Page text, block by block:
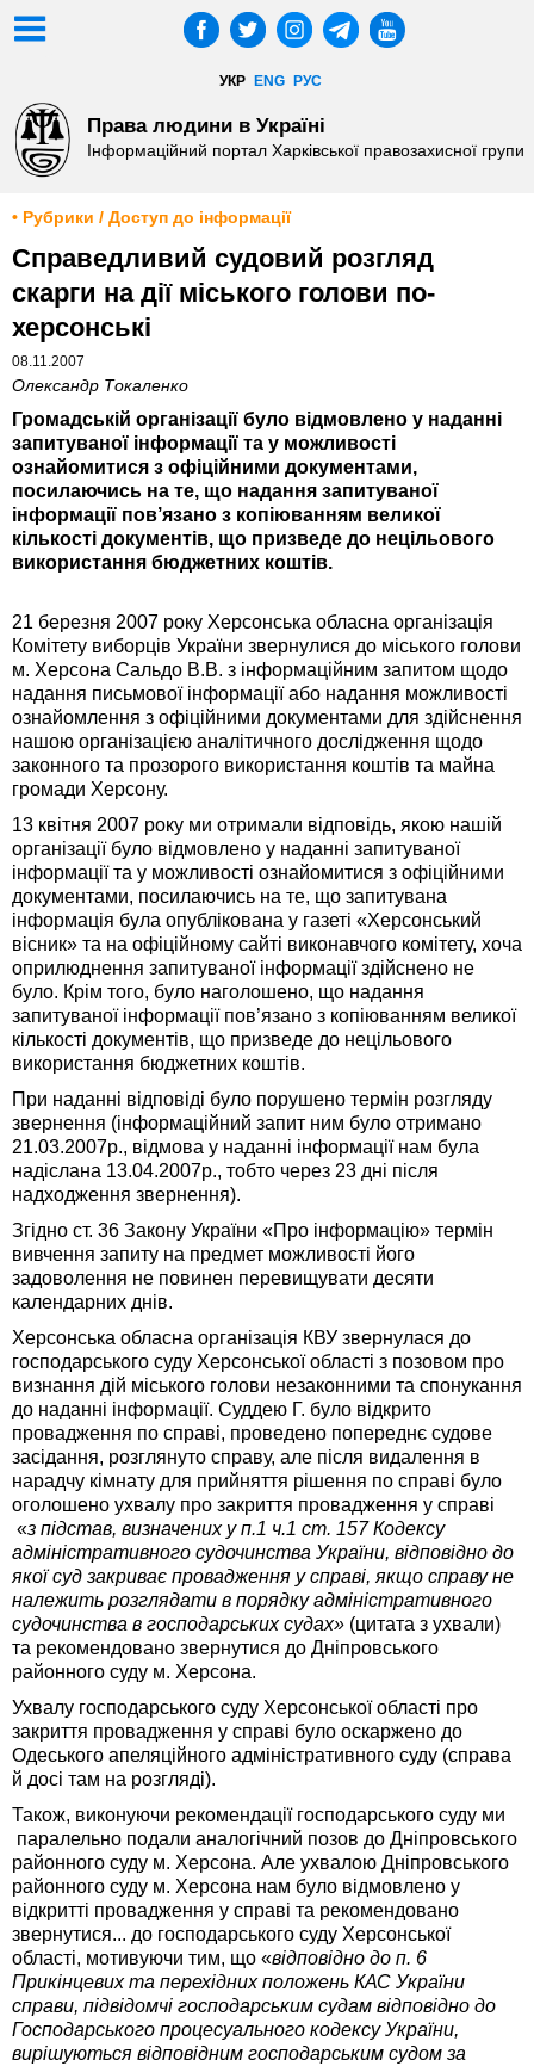
УКР ENG РУС
Права людини в Україні
Інформаційний портал Харківської правозахисної групи
• Рубрики / Доступ до інформації
Справедливий судовий розгляд
скарги на дії міського голови по-
херсонські
08.11.2007
Олександр Токаленко
Громадській організації було відмовлено у наданні
запитуваної інформації та у можливості
ознайомитися з офіційними документами,
посилаючись на те, що надання запитуваної
інформації пов’язано з копіюванням великої
кількості документів, що призведе до нецільового
використання бюджетних коштів.
21 березня 2007 року Херсонська обласна організація
Комітету виборців України звернулися до міського голови
м. Херсона Сальдо В.В. з інформаційним запитом щодо
надання письмової інформації або надання можливості
ознайомлення з офіційними документами для здійснення
нашою організацією аналітичного дослідження щодо
законного та прозорого використання коштів та майна
громади Херсону.
13 квітня 2007 року ми отримали відповідь, якою нашій
організації було відмовлено у наданні запитуваної
інформації та у можливості ознайомитися з офіційними
документами, посилаючись на те, що запитувана
інформація була опублікована у газеті «Херсонський
вісник» та на офіційному сайті виконавчого комітету, хоча
оприлюднення запитуваної інформації здійснено не
було. Крім того, було наголошено, що надання
запитуваної інформації пов’язано з копіюванням великої
кількості документів, що призведе до нецільового
використання бюджетних коштів.
При наданні відповіді було порушено термін розгляду
звернення (інформаційний запит ним було отримано
21.03.2007р., відмова у наданні інформації нам була
надіслана 13.04.2007р., тобто через 23 дні після
надходження звернення).
Згідно ст. 36 Закону України «Про інформацію» термін
вивчення запиту на предмет можливості його
задоволення не повинен перевищувати десяти
календарних днів.
Херсонська обласна організація КВУ звернулася до
господарського суду Херсонської області з позовом про
визнання дій міського голови незаконними та спонукання
до наданні інформації. Суддею Г. було відкрито
провадження по справі, проведено попереднє судове
засідання, розглянуто справу, але після видалення в
нарадчу кімнату для прийняття рішення по справі було
оголошено ухвалу про закриття провадження у справі
«з підстав, визначених у п.1 ч.1 ст. 157 Кодексу
адміністративного судочинства України, відповідно до
якої суд закриває провадження у справі, якщо справу не
належить розглядати в порядку адміністративного
судочинства в господарських судах» (цитата з ухвали)
та рекомендовано звернутися до Дніпровського
районного суду м. Херсона.
Ухвалу господарського суду Херсонської області про
закриття провадження у справі було оскаржено до
Одеського апеляційного адміністративного суду (справа
й досі там на розгляді).
Також, виконуючи рекомендації господарського суду ми
паралельно подали аналогічний позов до Дніпровського
районного суду м. Херсона. Але ухвалою Дніпровського
районного суду м. Херсона нам було відмовлено у
відкритті провадження у справі та рекомендовано
звернутися... до господарського суду Херсонської
області, мотивуючи тим, що «відповідно до п. 6
Прикінцевих та перехідних положень КАС України
справи, підвідомчі господарським судам відповідно до
Господарського процесуального кодексу України,
вирішуються відповідним господарським судом за